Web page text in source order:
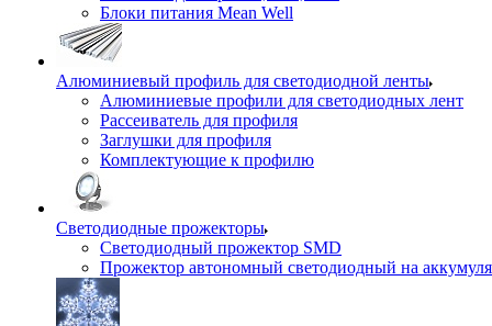
Блоки питания Mean Well
Алюминиевый профиль для светодиодной ленты
Алюминиевые профили для светодиодных лент
Рассеиватель для профиля
Заглушки для профиля
Комплектующие к профилю
Светодиодные прожекторы
Светодиодный прожектор SMD
Прожектор автономный светодиодный на